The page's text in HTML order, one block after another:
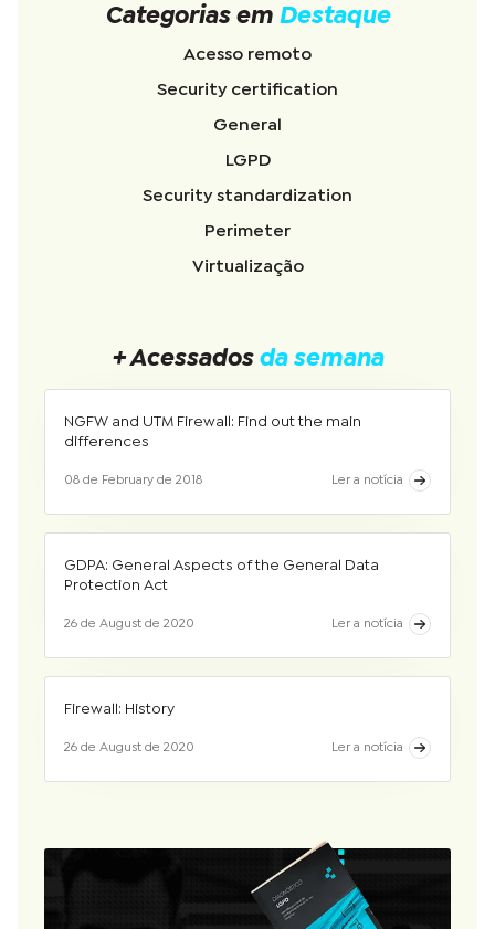
Categorias em Destaque
Acesso remoto
Security certification
General
LGPD
Security standardization
Perimeter
Virtualização
+ Acessados da semana
NGFW and UTM Firewall: Find out the main
differences
08 de February de 2018 Ler a notícia
GDPA: General Aspects of the General Data
Protection Act
26 de August de 2020 Ler a notícia
Firewall: History
26 de August de 2020 Ler a notícia